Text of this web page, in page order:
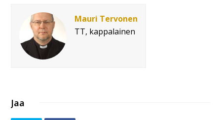
Mauri Tervonen
TT, kappalainen
Jaa